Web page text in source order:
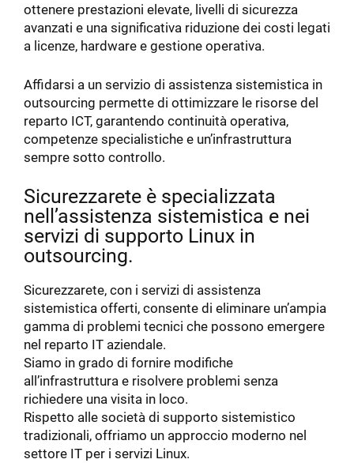
ottenere prestazioni elevate, livelli di sicurezza
avanzati e una significativa riduzione dei costi legati
a licenze, hardware e gestione operativa.
Affidarsi a un servizio di assistenza sistemistica in
outsourcing permette di ottimizzare le risorse del
reparto ICT, garantendo continuità operativa,
competenze specialistiche e un’infrastruttura
sempre sotto controllo.
Sicurezzarete è specializzata
nell’assistenza sistemistica e nei
servizi di supporto Linux in
outsourcing.
Sicurezzarete, con i servizi di assistenza
sistemistica offerti, consente di eliminare un’ampia
gamma di problemi tecnici che possono emergere
nel reparto IT aziendale.
Siamo in grado di fornire modifiche
all’infrastruttura e risolvere problemi senza
richiedere una visita in loco.
Rispetto alle società di supporto sistemistico
tradizionali, offriamo un approccio moderno nel
settore IT per i servizi Linux.